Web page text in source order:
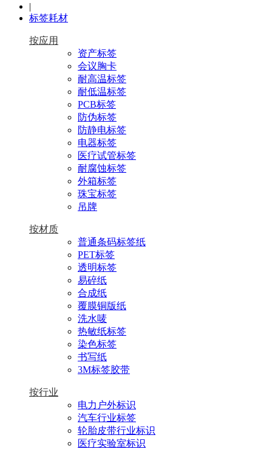
|
标签耗材
按应用
资产标签
会议胸卡
耐高温标签
耐低温标签
PCB标签
防伪标签
防静电标签
电器标签
医疗试管标签
耐腐蚀标签
外箱标签
珠宝标签
吊牌
按材质
普通条码标签纸
PET标签
透明标签
易碎纸
合成纸
覆膜铜版纸
洗水唛
热敏纸标签
染色标签
书写纸
3M标签胶带
按行业
电力户外标识
汽车行业标签
轮胎皮带行业标识
医疗实验室标识